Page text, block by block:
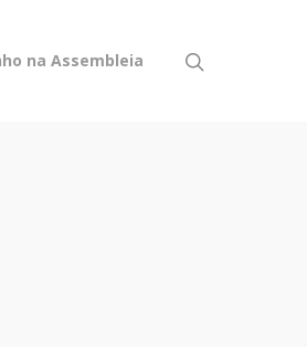
na Assembleia